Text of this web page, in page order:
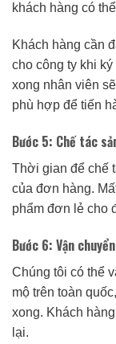
khách hàng có
Khách hàng cần
cho công ty khi
xong nhân viên
phù hợp để tiến
Bước 5: Chế tác
Thời gian để chế
của đơn hàng.
phẩm đơn lẻ cho
Bước 6: Vận
Chúng tôi có thể
mộ trên toàn
xong. Khách
lại.